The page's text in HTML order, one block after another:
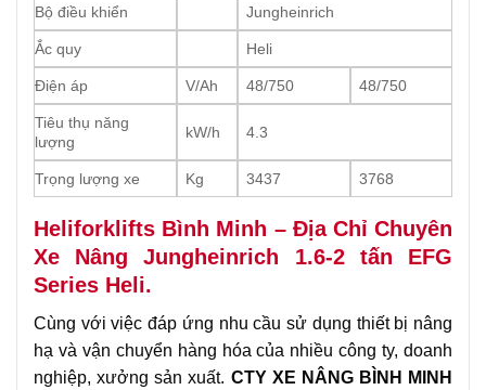
Bộ điều khiển Jungheinrich
Ắc quy Heli
Điện áp V/Ah 48/750 48/750
Tiêu thụ năng
lượng
kW/h 4.3
Trọng lượng xe Kg 3437 3768
Heliforklifts Bình Minh – Địa Chỉ Chuyên
Xe Nâng Jungheinrich 1.6-2 tấn EFG
Series Heli.
Cùng với việc đáp ứng nhu cầu sử dụng thiết bị nâng
hạ và vận chuyển hàng hóa của nhiều công ty, doanh
nghiệp, xưởng sản xuất. CTY XE NÂNG BÌNH MINH